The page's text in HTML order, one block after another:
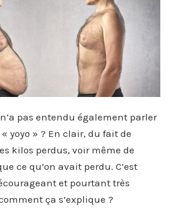
pas entendu également parler
yoyo » ? En clair, du fait de
kilos perdus, voir même de
ce qu’on avait perdu. C’est
et pourtant très
ça s’explique ?